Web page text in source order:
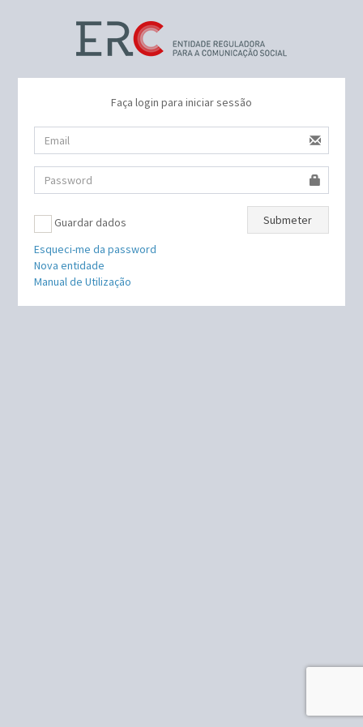
Faça login para iniciar sessão
Guardar dados
Submeter
Esqueci-me da password
Nova entidade
Manual de Utilização